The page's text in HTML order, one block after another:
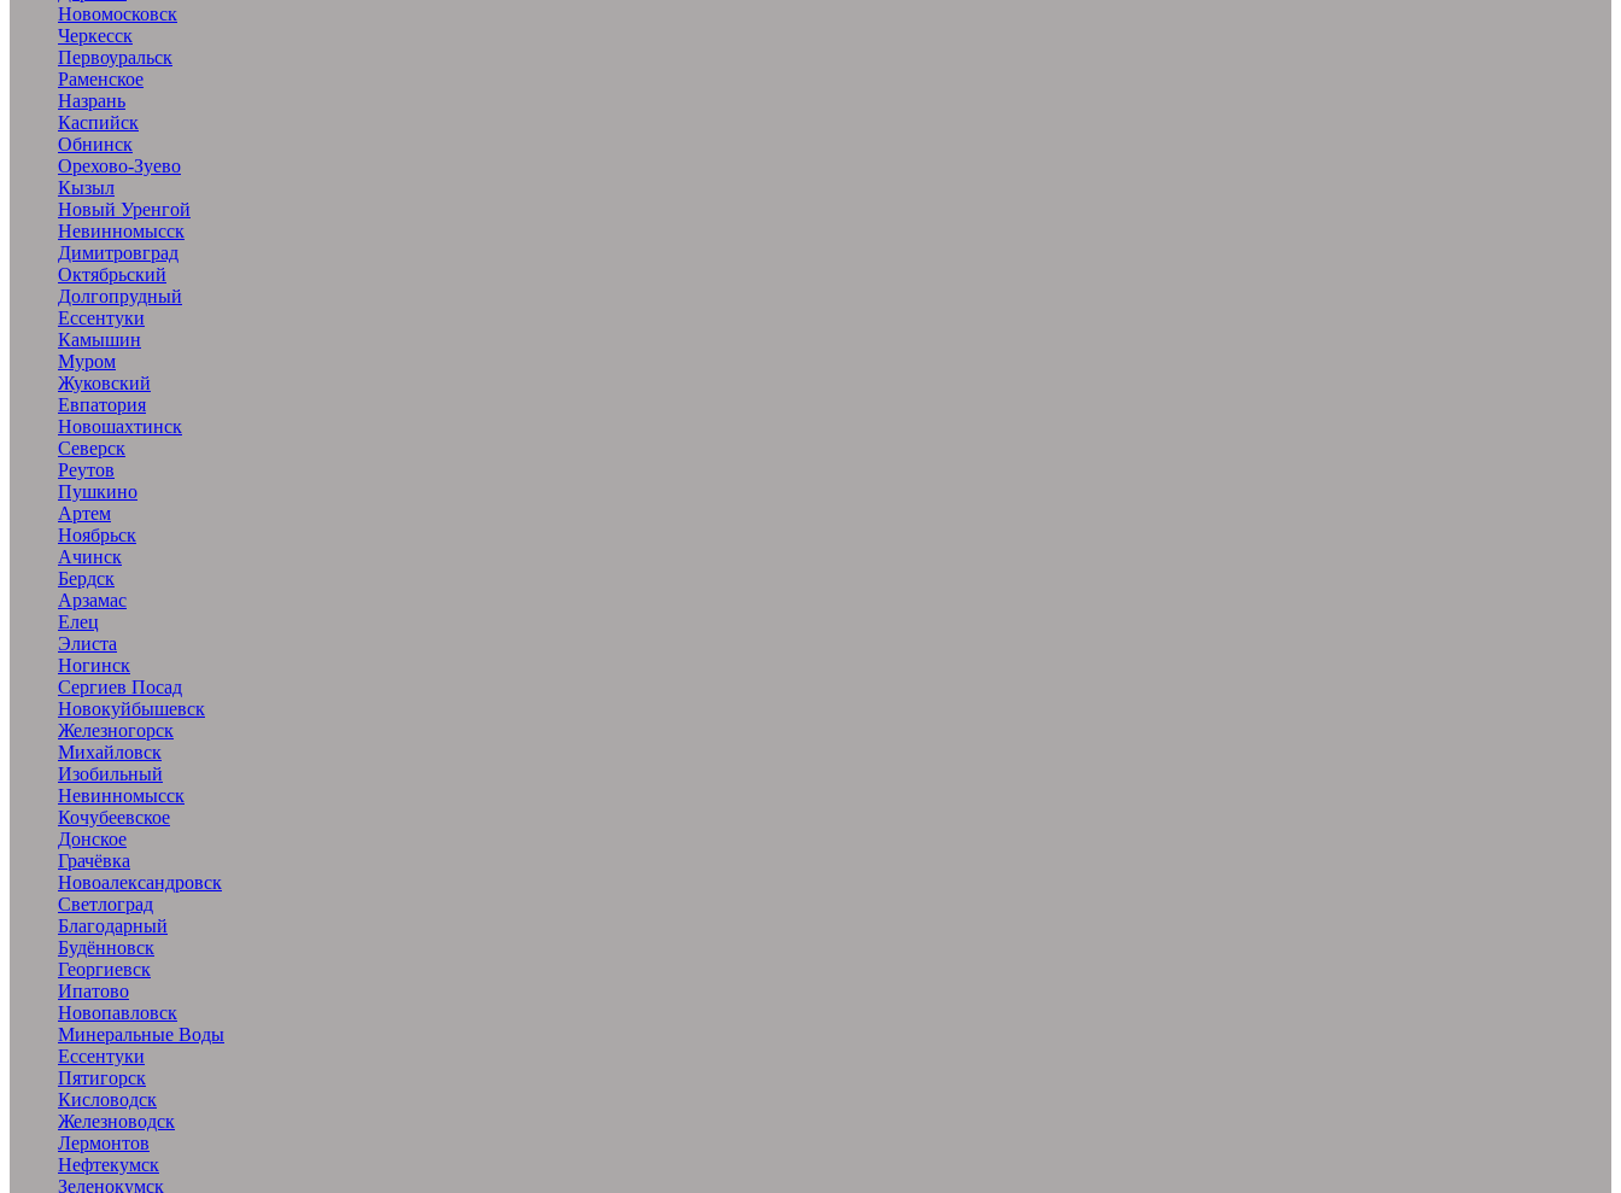
Новомосковск
Черкесск
Первоуральск
Раменское
Назрань
Каспийск
Обнинск
Орехово-Зуево
Кызыл
Новый Уренгой
Невинномысск
Димитровград
Октябрьский
Долгопрудный
Ессентуки
Камышин
Муром
Жуковский
Евпатория
Новошахтинск
Северск
Реутов
Пушкино
Артем
Ноябрьск
Ачинск
Бердск
Арзамас
Елец
Элиста
Ногинск
Сергиев Посад
Новокуйбышевск
Железногорск
Михайловск
Изобильный
Невинномысск
Кочубеевское
Донское
Грачёвка
Новоалександровск
Светлоград
Благодарный
Будённовск
Георгиевск
Ипатово
Новопавловск
Минеральные Воды
Ессентуки
Пятигорск
Кисловодск
Железноводск
Лермонтов
Нефтекумск
Зеленокумск